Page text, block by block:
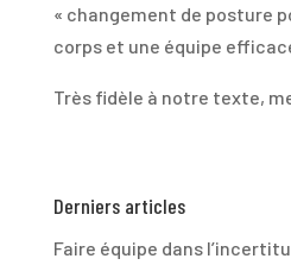
« changement de posture
corps et une équipe
Très fidèle à notre texte,
Derniers articles
Faire équipe dans